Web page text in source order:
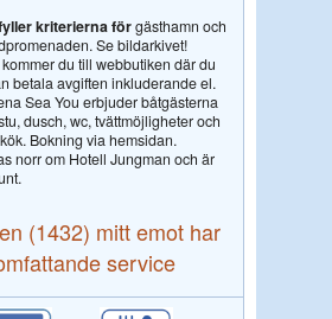
kriterierna förgästhamn och
Se bildarkivet!
du till webbutiken där du
betala avgiften inkluderande el.
Sea You erbjuder båtgästerna
dusch, wc, tvättmöjligheter och
Bokning via hemsidan.
norr om Hotell Jungman och är
(1432) mitt emot har
service